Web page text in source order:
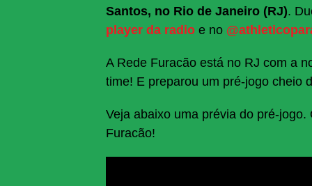
Santos, no Rio de Janeiro (RJ).
player da radio e no
A Rede Furacão está no RJ com a
time! E preparou um pré-jogo cheio
Veja abaixo uma prévia do pré-
Furacão!